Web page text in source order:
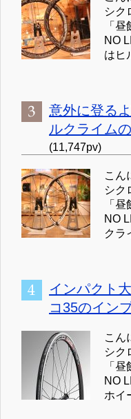
シク
「
NO
はヒ
意外に登る
ルクライム
(11,747pv)
こん
シク
「
NO
クラ
インパクト
コ35のイン
こん
シク
「
NO
ホイ